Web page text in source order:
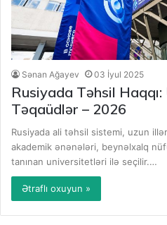
Sənan Ağayev 03 İyul 2025
Rusiyada Təhsil
Təqaüdlər – 2026
Rusiyada ali təhsil sistemi, uzun
akademik ənənələri, beynəlxalq
tanınan universitetləri ilə seçilir.…
Ətraflı oxuyun »